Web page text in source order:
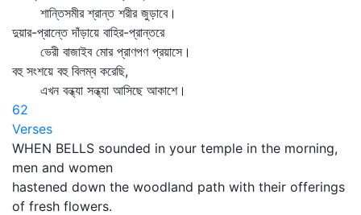
শান্তিসমীর শ্রান্ত শরীর জুড়াবে।
দুয়ার-প্রান্তে দাঁড়ায়ে বাহির-প্রান্তরে
ভেরী বাজাইব মোর প্রাণপণ প্রয়াসে।
বহু সংশয়ে বহু বিলম্ব করেছি,
এখন বন্ধ্যা সন্ধ্যা আসিছে আকাশে।
62
Verses
WHEN BELLS sounded in your temple in the morning,
men and women
hastened down the woodland path with their offerings
of fresh flowers.